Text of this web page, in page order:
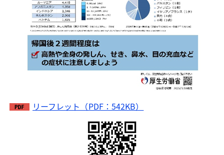
リーフレット（PDF：542KB）